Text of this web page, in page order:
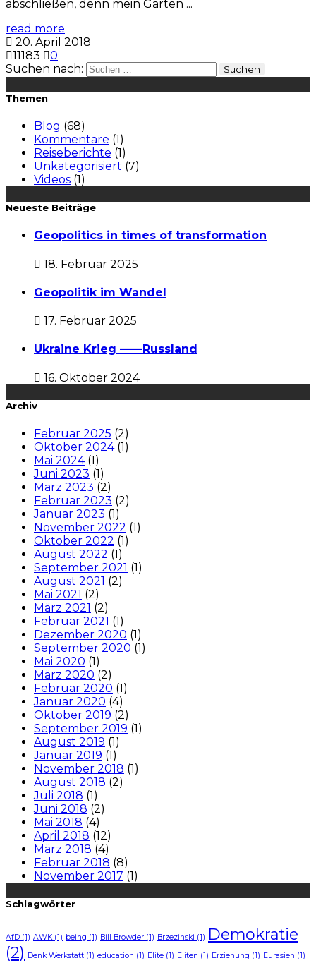
abschließen, denn mein Garten ...
read more
20. April 2018
11183
0
Suchen nach:
Themen
Blog (68)
Kommentare (1)
Reiseberichte (1)
Unkategorisiert (7)
Videos (1)
Neueste Beiträge
Geopolitics in times of transformation
18. Februar 2025
Geopolitik im Wandel
17. Februar 2025
Ukraine Krieg ——Russland
16. Oktober 2024
Archiv
Februar 2025 (2)
Oktober 2024(1)
Mai 2024(1)
Juni 2023 (1)
März 2023 (2)
Februar 2023 (2)
Januar 2023 (1)
November 2022 (1)
Oktober 2022 (1)
August 2022 (1)
September 2021 (1)
August 2021 (2)
Mai 2021 (2)
März 2021 (2)
Februar 2021 (1)
Dezember 2020 (1)
September 2020 (1)
Mai 2020 (1)
März 2020 (2)
Februar 2020 (1)
Januar 2020 (4)
Oktober 2019 (2)
September 2019 (1)
August 2019 (1)
Januar 2019 (1)
November 2018 (1)
August 2018 (2)
Juli 2018 (1)
Juni 2018 (2)
Mai 2018 (4)
April 2018 (12)
März 2018 (4)
Februar 2018 (8)
November 2017 (1)
Schlagwörter
AfD (1) AWK(1) being (1) Bill Browder (1) Brzezinski (1) Demokratie
(2)
Denk Werkstatt (1) education (1) Elite (1) Eliten (1) Erziehung (1) Eurasien (1)